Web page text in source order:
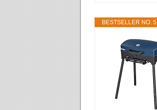
BESTSELLER NO. 5